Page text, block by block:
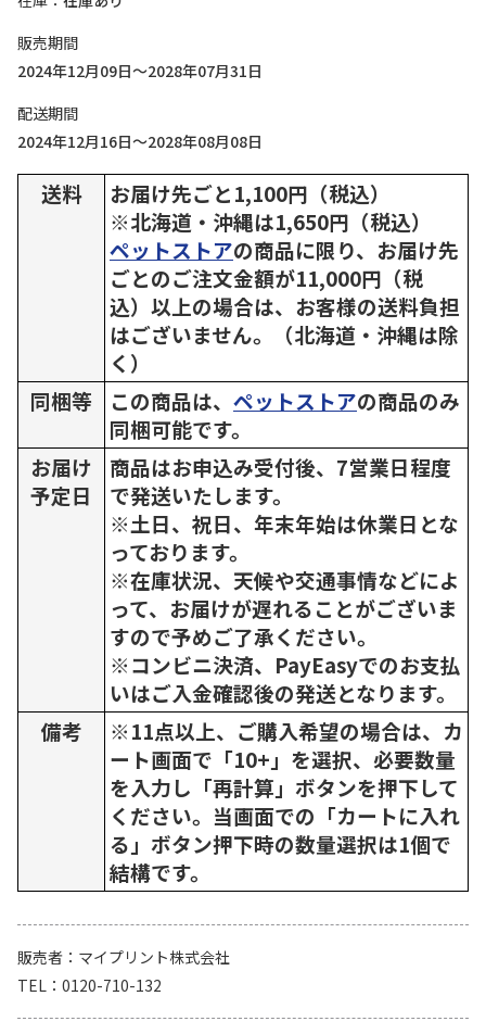
販売期間
2024年12月09日～2028年07月31日
配送期間
2024年12月16日～2028年08月08日
送料
お届け先ごと1,100円（税込）
※北海道・沖縄は1,650円（税込）
ペットストアの商品に限り、お届け先
ごとのご注文金額が11,000円（税
込）以上の場合は、お客様の送料負担
はございません。（北海道・沖縄は除
く）
同梱等
この商品は、 ペットストアの商品のみ
同梱可能です。
お届け
予定日
商品はお申込み受付後、7営業日程度
で発送いたします。
※土日、祝日、年末年始は休業日とな
っております。
※在庫状況、天候や交通事情などによ
って、お届けが遅れることがございま
すので予めご了承ください。
※コンビニ決済、PayEasyでのお支払
いはご入金確認後の発送となります。
備考
※11点以上、ご購入希望の場合は、カ
ート画面で「10+」を選択、必要数量
を入力し「再計算」ボタンを押下して
ください。当画面での「カートに入れ
る」ボタン押下時の数量選択は1個で
結構です。
販売者
マイプリント株式会社
TEL
0120-710-132